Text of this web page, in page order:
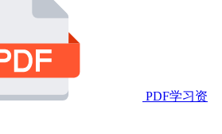
PDF学习资